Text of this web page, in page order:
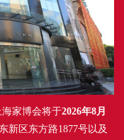
海家博会将于2026年8月
新区东方路1877号以及